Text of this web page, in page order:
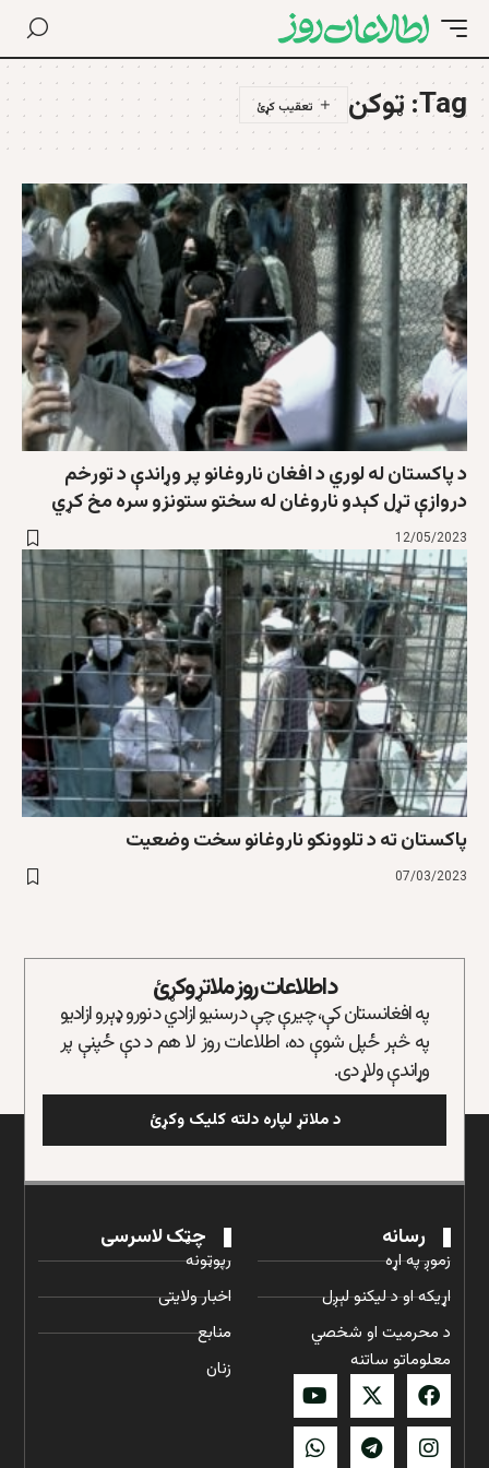
Tag: ټوکن
د پاکستان له لوري د افغان ناروغانو پر وړاندې د تورخم
دروازې تړل کېدو ناروغان له سختو ستونزو سره مخ کړي
12/05/2023
پاکستان ته د تلوونکو ناروغانو سخت وضعیت
07/03/2023
د اطلاعات روز ملاتړ وکړئ
په افغانستان کې، چیرې چې د رسنیو ازادي د نورو ډېرو ازادیو
په څېر ځپل شوې ده، اطلاعات روز لا هم د دې ځپنې پر
وړاندې ولاړ دی.
د ملاتړ لپاره دلته کلیک وکړئ
رسانه
زموږ په اړه
اړیکه او د لیکنو لېږل
د محرمیت او شخصي
معلوماتو ساتنه
چټک لاسرسی
رپوټونه
اخبار ولایتی
منابع
زنان